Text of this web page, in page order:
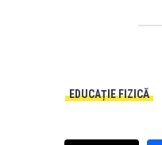
EDUCAȚIE FIZICĂ